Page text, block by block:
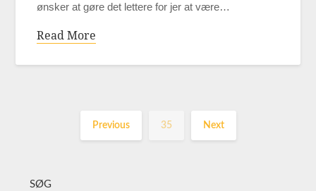
ønsker at gøre det lettere for jer at være…
Read More
Previous 35 Next
SØG